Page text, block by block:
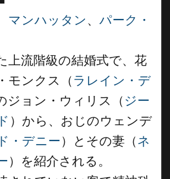
マンハッタン 、 パーク・
上流階級の結婚式で、花
モンクス（ ラレイン・デ
ジョン・ウィリス（ ジー
）から、おじのウェンデ
・デニー）とその妻（ネ
）を紹介される。